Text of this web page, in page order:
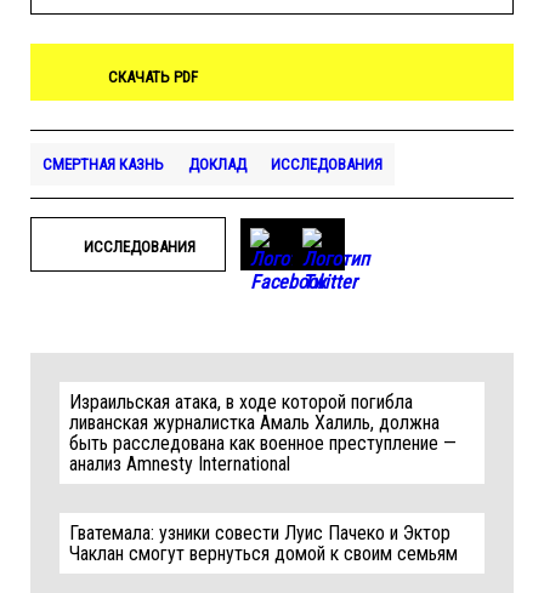
СКАЧАТЬ PDF
СМЕРТНАЯ КАЗНЬ ДОКЛАД ИССЛЕДОВАНИЯ
ИССЛЕДОВАНИЯ
Израильская атака, в ходе которой погибла
ливанская журналистка Амаль Халиль, должна
быть расследована как военное преступление —
анализ Amnesty International
Гватемала: узники совести Луис Пачеко и Эктор
Чаклан смогут вернуться домой к своим семьям